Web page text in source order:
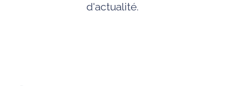
d'actualité.